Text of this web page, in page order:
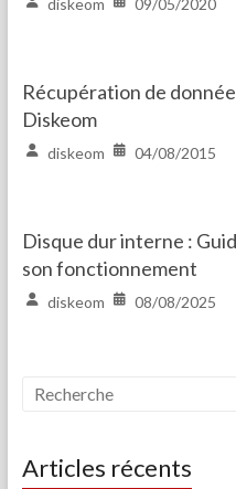
Récupération de
Diskeom
diskeom 04/08/2015
Disque dur interne :
son fonctionnement
diskeom 08/08/2025
Articles récents